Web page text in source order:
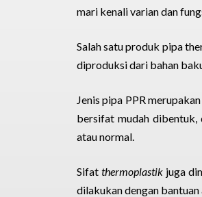
mari kenali varian dan
Salah satu produk pipa
diproduksi dari bahan
Jenis pipa PPR
bersifat mudah dibentuk,
atau normal.
Sifatthermoplastik juga
dilakukan dengan